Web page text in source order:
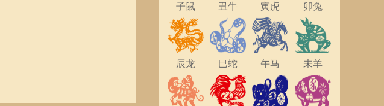
子鼠 丑牛 寅虎 卯兔
辰龙 巳蛇 午马 未羊